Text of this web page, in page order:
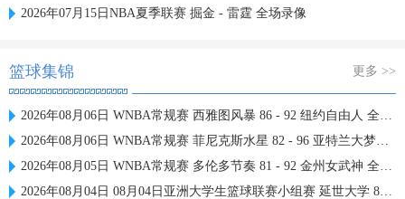
2026年07月15日NBA夏季联赛 掘金 - 雷霆 全场录像
篮球集锦 更多 >>
2026年08月06日 WNBA常规赛 西雅图风暴 86 - 92 纽约自由人 全场集锦
2026年08月06日 WNBA常规赛 菲尼克斯水星 82 - 96 亚特兰大梦想 全场集锦
2026年08月05日 WNBA常规赛 多伦多节奏 81 - 92 金州女武神 全场集锦
2026年08月04日 08月04日亚洲大学生篮球联赛小组赛 延世大学 82 - 83 北京大学 集锦